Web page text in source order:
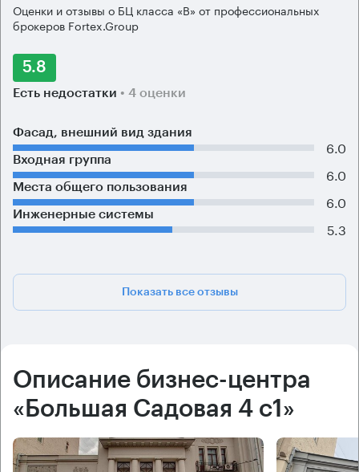
Оценки и отзывы о БЦ класса «B» от профессиональных
брокеров Fortex.Group
5.8
Есть недостатки • 4 оценки
Фасад, внешний вид здания
6.0
Входная группа
6.0
Места общего пользования
6.0
Инженерные системы
5.3
Показать все отзывы
Описание бизнес-центра
«Большая Садовая 4 с1»